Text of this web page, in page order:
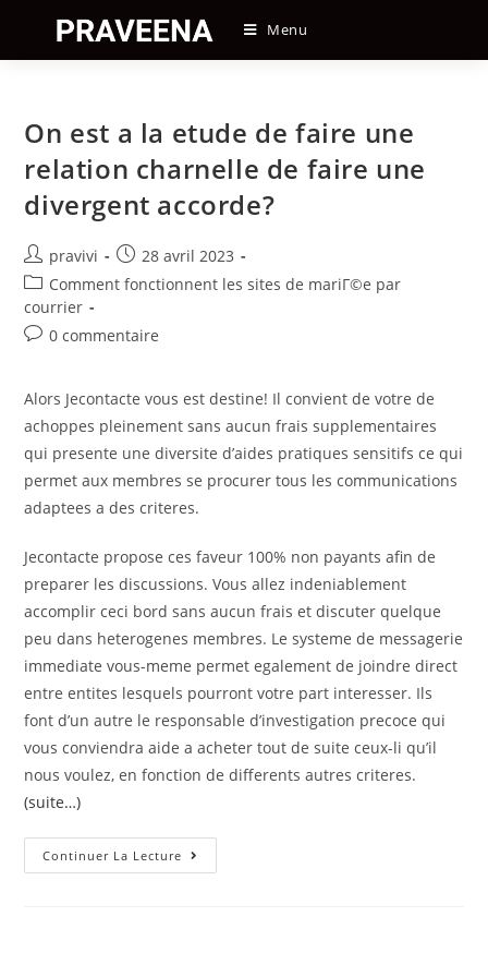
content
Menu
On est a la etude de faire une
relation charnelle de faire une
divergent accorde?
Auteur/autrice
de
la
publication :
pravivi
Post
published:
28 avril 2023
Post
category:
Comment fonctionnent les sites de mariГ©e par
courrier
Post0 commentaire
Alors Jecontacte vous est destine! Il convient de votre de
achoppes pleinement sans aucun frais supplementaires
qui presente une diversite d’aides pratiques sensitifs ce qui
permet aux membres se procurer tous les communications
adaptees a des criteres.
Jecontacte propose ces faveur 100% non payants afin de
preparer les discussions. Vous allez indeniablement
accomplir ceci bord sans aucun frais et discuter quelque
peu dans heterogenes membres. Le systeme de messagerie
immediate vous-meme permet egalement de joindre direct
entre entites lesquels pourront votre part interesser. Ils
font d’un autre le responsable d’investigation precoce qui
vous conviendra aide a acheter tout de suite ceux-li qu’il
nous voulez, en fonction de differents autres criteres.
(suite…)
Continuer La Lecture On
Est